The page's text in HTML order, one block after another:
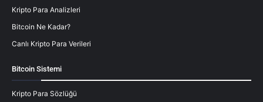
Kripto Para Analizleri
Bitcoin Ne Kadar?
Canlı Kripto Para Verileri
Bitcoin Sistemi
Kripto Para Sözlüğü